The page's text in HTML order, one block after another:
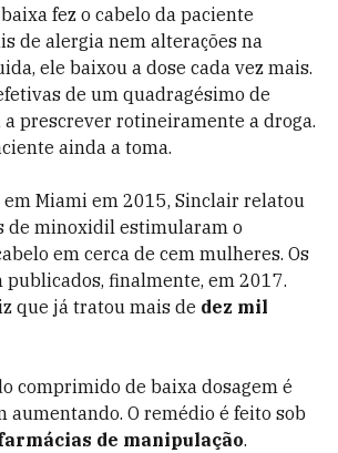
fez o cabelo da paciente
de alergia nem alterações na
ele baixou a dose cada vez mais.
de um quadragésimo de
a prescrever rotineiramente a droga.
ainda a toma.
Miami em 2015, Sinclair relatou
de minoxidil estimularam o
em cerca de cem mulheres. Os
finalmente, em 2017.
que já tratou mais de dez mil
comprimido de baixa dosagem é
aumentando. O remédio é feito sob
de manipulação.